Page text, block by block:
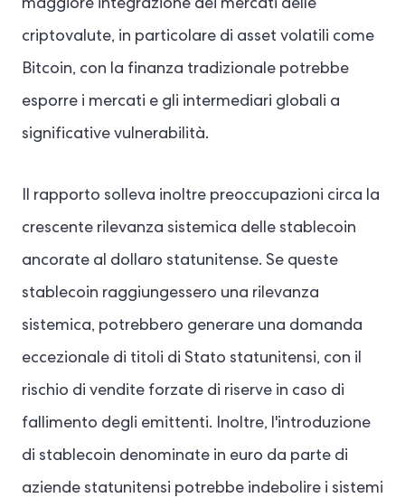
maggiore integrazione dei mercati delle
criptovalute, in particolare di asset volatili come
Bitcoin, con la finanza tradizionale potrebbe
esporre i mercati e gli intermediari globali a
significative vulnerabilità.
Il rapporto solleva inoltre preoccupazioni circa la
crescente rilevanza sistemica delle stablecoin
ancorate al dollaro statunitense. Se queste
stablecoin raggiungessero una rilevanza
sistemica, potrebbero generare una domanda
eccezionale di titoli di Stato statunitensi, con il
rischio di vendite forzate di riserve in caso di
fallimento degli emittenti. Inoltre, l'introduzione
di stablecoin denominate in euro da parte di
aziende statunitensi potrebbe indebolire i sistemi